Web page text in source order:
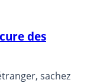
des
sachez